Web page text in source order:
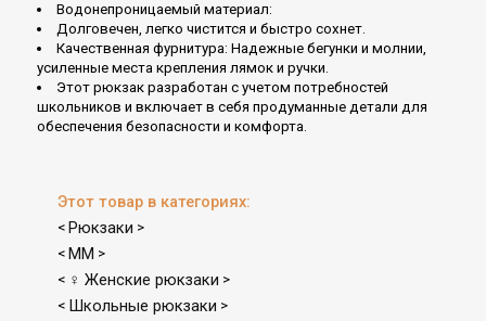
Водонепроницаемый материал:
Долговечен, легко чистится и быстро сохнет.
Качественная фурнитура: Надежные бегунки и молнии,
усиленные места крепления лямок и ручки.
Этот рюкзак разработан с учетом потребностей
школьников и включает в себя продуманные детали для
обеспечения безопасности и комфорта.
Этот товар в категориях:
< Рюкзаки >
< MM >
< ♀ Женские рюкзаки >
< Школьные рюкзаки >